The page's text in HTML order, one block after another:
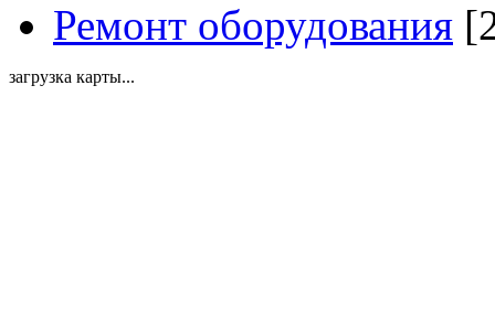
Ремонт оборудования
загрузка карты...